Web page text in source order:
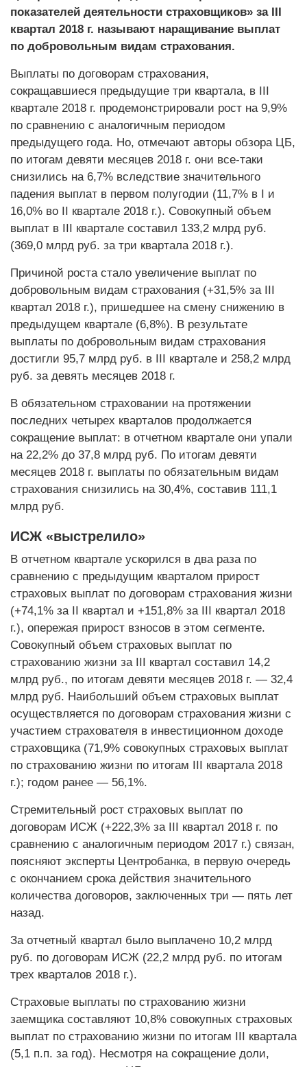
показателей деятельности страховщиков» за III
квартал 2018 г. называют наращивание выплат
по добровольным видам страхования.
Выплаты по договорам страхования,
сокращавшиеся предыдущие три квартала, в III
квартале 2018 г. продемонстрировали рост на 9,9%
по сравнению с аналогичным периодом
предыдущего года. Но, отмечают авторы обзора ЦБ,
по итогам девяти месяцев 2018 г. они все-таки
снизились на 6,7% вследствие значительного
падения выплат в первом полугодии (11,7% в I и
16,0% во II квартале 2018 г.). Совокупный объем
выплат в III квартале составил 133,2 млрд руб.
(369,0 млрд руб. за три квартала 2018 г.).
Причиной роста стало увеличение выплат по
добровольным видам страхования (+31,5% за III
квартал 2018 г.), пришедшее на смену снижению в
предыдущем квартале (6,8%). В результате
выплаты по добровольным видам страхования
достигли 95,7 млрд руб. в III квартале и 258,2 млрд
руб. за девять месяцев 2018 г.
В обязательном страховании на протяжении
последних четырех кварталов продолжается
сокращение выплат: в отчетном квартале они упали
на 22,2% до 37,8 млрд руб. По итогам девяти
месяцев 2018 г. выплаты по обязательным видам
страхования снизились на 30,4%, составив 111,1
млрд руб.
ИСЖ «выстрелило»
В отчетном квартале ускорился в два раза по
сравнению с предыдущим кварталом прирост
страховых выплат по договорам страхования жизни
(+74,1% за II квартал и +151,8% за III квартал 2018
г.), опережая прирост взносов в этом сегменте.
Совокупный объем страховых выплат по
страхованию жизни за III квартал составил 14,2
млрд руб., по итогам девяти месяцев 2018 г. — 32,4
млрд руб. Наибольший объем страховых выплат
осуществляется по договорам страхования жизни с
участием страхователя в инвестиционном доходе
страховщика (71,9% совокупных страховых выплат
по страхованию жизни по итогам III квартала 2018
г.); годом ранее — 56,1%.
Стремительный рост страховых выплат по
договорам ИСЖ (+222,3% за III квартал 2018 г. по
сравнению с аналогичным периодом 2017 г.) связан,
поясняют эксперты Центробанка, в первую очередь
с окончанием срока действия значительного
количества договоров, заключенных три — пять лет
назад.
За отчетный квартал было выплачено 10,2 млрд
руб. по договорам ИСЖ (22,2 млрд руб. по итогам
трех кварталов 2018 г.).
Страховые выплаты по страхованию жизни
заемщика составляют 10,8% совокупных страховых
выплат по страхованию жизни по итогам III квартала
(5,1 п.п. за год). Несмотря на сокращение доли,